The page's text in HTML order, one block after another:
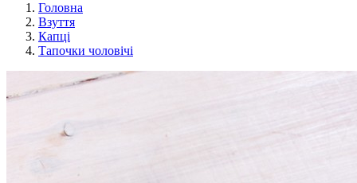
Головна
Взуття
Капці
Тапочки чоловічі